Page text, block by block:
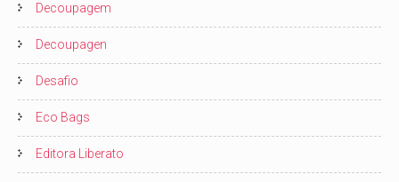
Decoupagem
Decoupagen
Desafio
Eco Bags
Editora Liberato